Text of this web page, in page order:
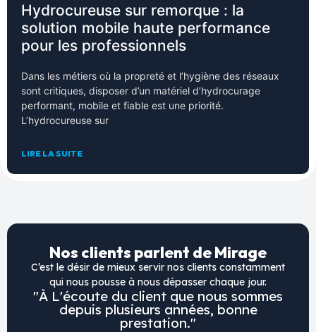
Hydrocureuse sur remorque : la
solution mobile haute performance
pour les professionnels
Dans les métiers où la propreté et l’hygiène des réseaux
sont critiques, disposer d’un matériel d’hydrocurage
performant, mobile et fiable est une priorité.
L’hydrocureuse sur
LIRE LA SUITE
Nos clients parlent de Mirage
C’est le désir de mieux servir nos clients constamment
qui nous pousse à nous dépasser chaque jour.
"À L'écoute du client que nous sommes
depuis plusieurs années, bonne
prestation."